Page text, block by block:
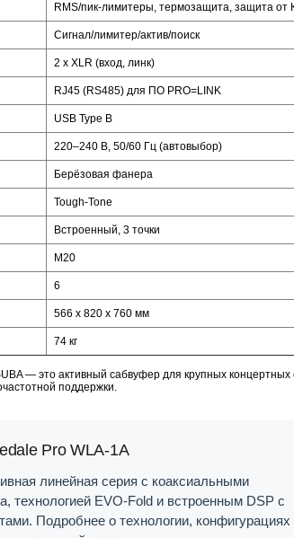
RMS/пик-лимитеры, термозащита, защита от
Сигнал/лимитер/актив/поиск
2 x XLR (вход, линк)
RJ45 (RS485) для ПО PRO=LINK
USB Type B
220–240 В, 50/60 Гц (автовыбор)
Берёзовая фанера
Tough-Tone
Встроенный, 3 точки
M20
6
566 x 820 x 760 мм
74 кг
— это активный сабвуфер для крупных концертных
поддержки.
Pro WLA-1A
линейная серия с коаксиальными
технологией EVO-Fold и встроенным DSP с
Подробнее о технологии, конфигурациях